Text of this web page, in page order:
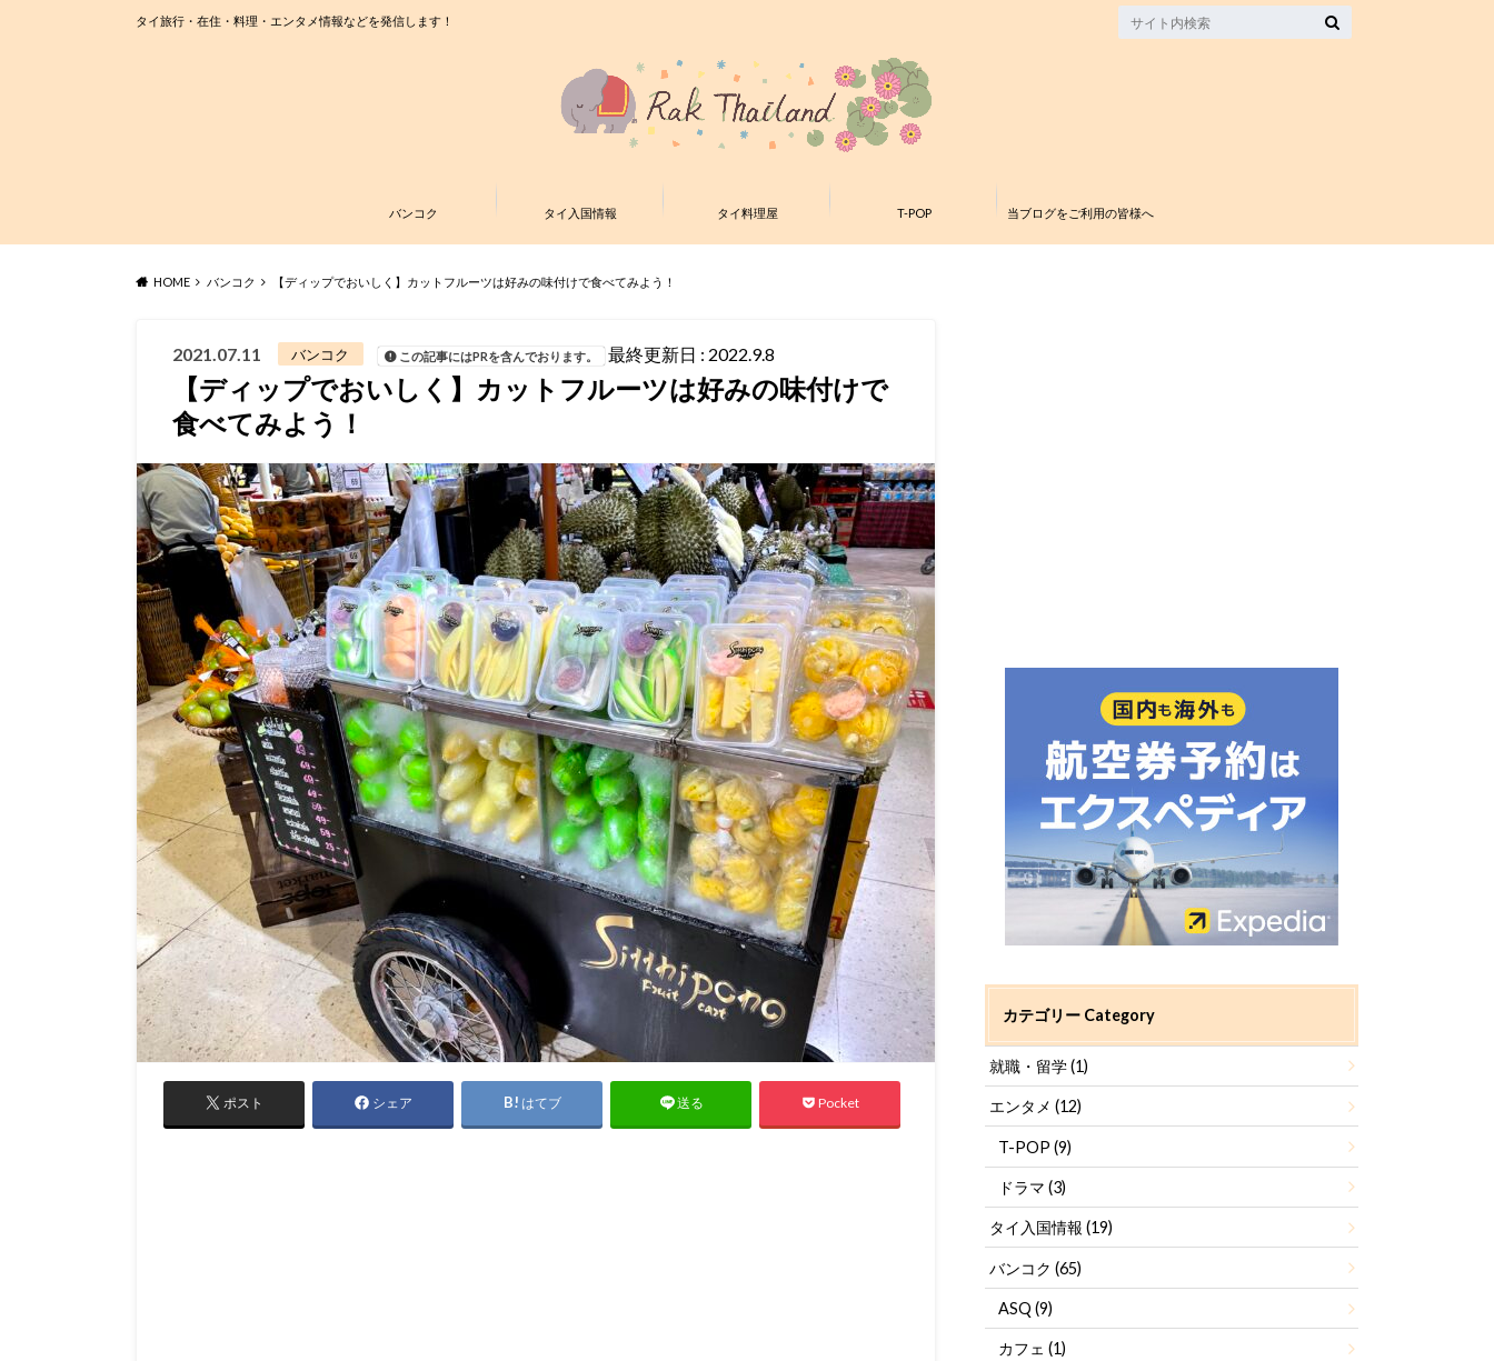
タイ旅行・在住・料理・エンタメ情報などを発信します！
バンコク タイ入国情報 タイ料理屋 T-POP 当ブログをご利用の皆様へ
HOME バンコク 【ディップでおいしく】カットフルーツは好みの味付けで食べてみよう！
2021.07.11 バンコク この記事にはPRを含んでおります。 最終更新日 : 2022.9.8
【ディップでおいしく】カットフルーツは好みの味付けで
食べてみよう！
ポスト シェア はてブ 送る Pocket
カテゴリー Category
就職・留学(1)
エンタメ(12)
T-POP (9)
ドラマ (3)
タイ入国情報(19)
バンコク(65)
ASQ (9)
カフェ (1)